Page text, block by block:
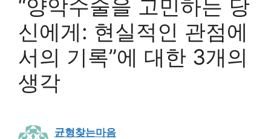
“양악수술을 고민하는 당
신에게: 현실적인 관점에
서의 기록”에 대한 3개의
생각
균형찾는마음